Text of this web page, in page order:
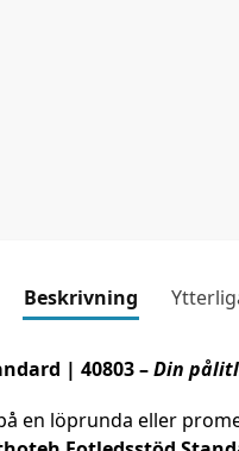
Beskrivning
| 40803 –Din
en löprunda eller